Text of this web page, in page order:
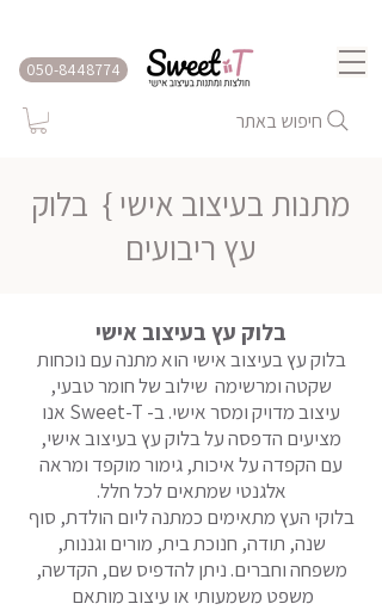
חיפוש באתר
050-8448774
מתנות בעיצוב אישי } בלוק
עץ ריבועים
בלוק עץ בעיצוב אישי
בלוק עץ בעיצוב אישי הוא מתנה עם נוכחות
שקטה ומרשימה שילוב של חומר טבעי,
עיצוב מדויק ומסר אישי. ב- Sweet-T אנו
מציעים הדפסה על בלוק עץ בעיצוב אישי,
עם הקפדה על איכות, גימור מוקפד ומראה
אלגנטי שמתאים לכל חלל.
בלוקי העץ מתאימים כמתנה ליום הולדת, סוף
שנה, תודה, חנוכת בית, מורים וגננות,
משפחה וחברים. ניתן להדפיס שם, הקדשה,
משפט משמעותי או עיצוב מותאם